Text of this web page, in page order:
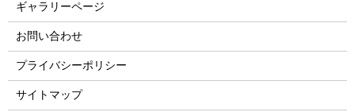
ギャラリーページ
お問い合わせ
プライバシーポリシー
サイトマップ